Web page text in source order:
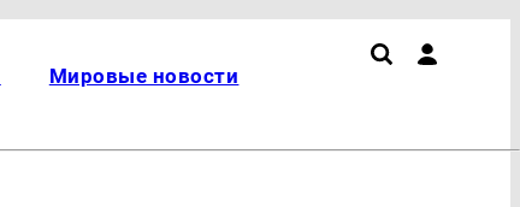
Мировые новости